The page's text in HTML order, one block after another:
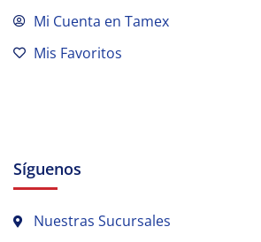
Mi Cuenta en Tamex
Mis Favoritos
Síguenos
Nuestras Sucursales